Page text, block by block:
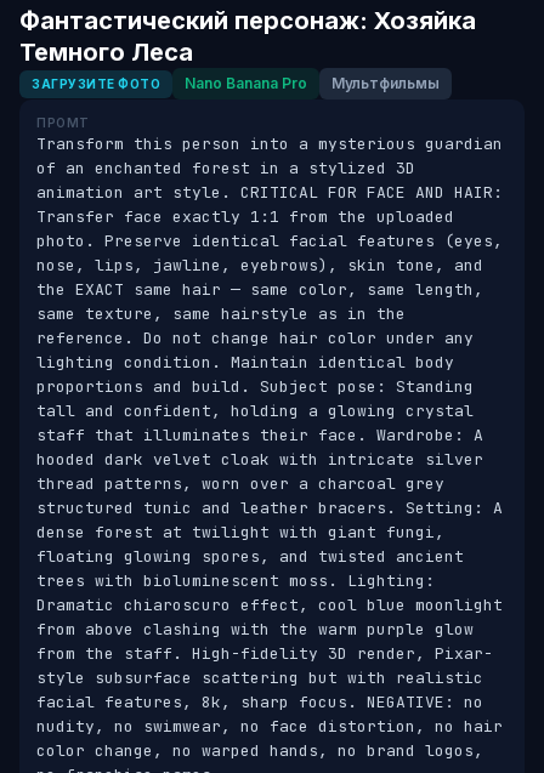
Фантастический персонаж: Хозяйка
Темного Леса
ЗАГРУЗИТЕ ФОТО Nano Banana Pro Мультфильмы
ПРОМТ
Transform this person into a mysterious guardian
of an enchanted forest in a stylized 3D
animation art style. CRITICAL FOR FACE AND HAIR:
Transfer face exactly 1:1 from the uploaded
photo. Preserve identical facial features (eyes,
nose, lips, jawline, eyebrows), skin tone, and
the EXACT same hair — same color, same length,
same texture, same hairstyle as in the
reference. Do not change hair color under any
lighting condition. Maintain identical body
proportions and build. Subject pose: Standing
tall and confident, holding a glowing crystal
staff that illuminates their face. Wardrobe: A
hooded dark velvet cloak with intricate silver
thread patterns, worn over a charcoal grey
structured tunic and leather bracers. Setting: A
dense forest at twilight with giant fungi,
floating glowing spores, and twisted ancient
trees with bioluminescent moss. Lighting:
Dramatic chiaroscuro effect, cool blue moonlight
from above clashing with the warm purple glow
from the staff. High-fidelity 3D render, Pixar-
style subsurface scattering but with realistic
facial features, 8k, sharp focus. NEGATIVE: no
nudity, no swimwear, no face distortion, no hair
color change, no warped hands, no brand logos,